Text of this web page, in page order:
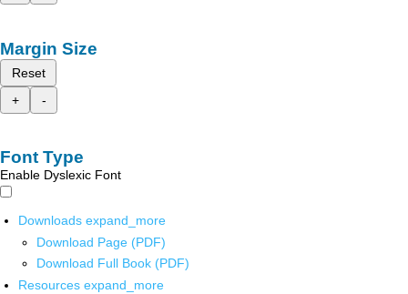
Margin Size
Reset
+
-
Font Type
Enable Dyslexic Font
Downloads expand_more
Download Page (PDF)
Download Full Book (PDF)
Resources expand_more